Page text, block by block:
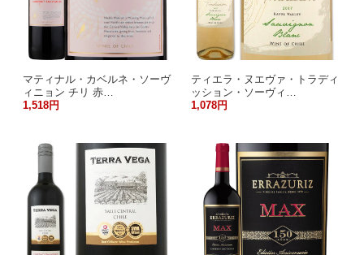
マティナル・カベルネ・ソーヴ
ィニョン チリ 赤…
1,518円
ティエラ・ヌエヴァ・トラディ
ッション・ソーヴィ…
1,078円